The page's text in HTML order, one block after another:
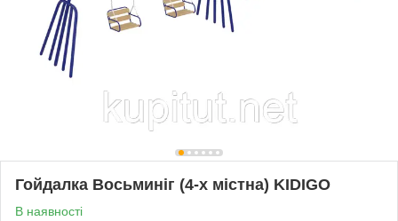
Гойдалка Восьминіг (4-х містна) KIDIGO
В наявності